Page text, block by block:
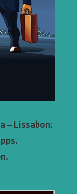
– Lissabon: